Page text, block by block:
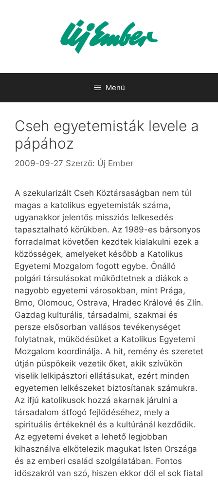
Menü
Cseh egyetemisták levele a
pápához
2009-09-27 Szerző: Új Ember
A szekularizált Cseh Köztársaságban nem túl
magas a katolikus egyetemisták száma,
ugyanakkor jelentős missziós lelkesedés
tapasztalható körükben. Az 1989-es bársonyos
forradalmat követően kezdtek kialakulni ezek a
közösségek, amelyeket később a Katolikus
Egyetemi Mozgalom fogott egybe. Önálló
polgári társulásokat működtetnek a diákok a
nagyobb egyetemi városokban, mint Prága,
Brno, Olomouc, Ostrava, Hradec Králové és Zlín.
Gazdag kulturális, társadalmi, szakmai és
persze elsősorban vallásos tevékenységet
folytatnak, működésüket a Katolikus Egyetemi
Mozgalom koordinálja. A hit, remény és szeretet
útján püspökeik vezetik őket, akik szívükön
viselik lelkipásztori ellátásukat, ezért minden
egyetemen lelkészeket biztosítanak számukra.
Az ifjú katolikusok hozzá akarnak járulni a
társadalom átfogó fejlődéséhez, mely a
spirituális értékeknél és a kultúránál kezdődik.
Az egyetemi éveket a lehető legjobban
kihasználva elkötelezik magukat Isten Országa
és az emberi család szolgálatában. Fontos
időszakról van szó, hiszen ekkor dől el sok fiatal